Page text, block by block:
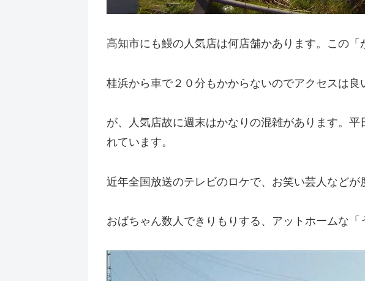
高知市にも鰻の人気店は何店舗かあります。この
桂浜から車で２０分もかからないのでアクセスは
が、人気店故に週末はかなりの混雑があります。
れています。
近年全国放送のテレビのロケで、お笑い芸人などが
おばちゃん数人できりもりする、アットホームな「